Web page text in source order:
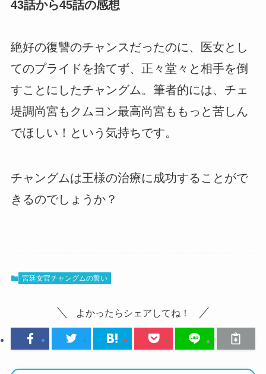
43話から45話の感想
絶好の復讐のチャンスだったのに、医女とし
てのプライドを捨てず、正々堂々と相手を倒
すことにしたチャングム。筆者的には、チェ
堤調尚宮もクムヨン最高尚宮ももっと苦しん
でほしい！という気持ちです。
チャングムは王様の治療に成功することがで
きるのでしょうか？
宮廷女官チャングムの誓い
よかったらシェアしてね！